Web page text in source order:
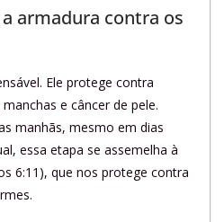
armadura contra os
Ele protege contra
e câncer de pele.
manhãs, mesmo em dias
essa etapa se assemelha à
6:11), que nos protege contra